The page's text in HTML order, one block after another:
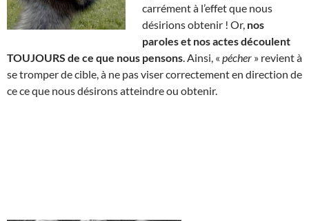
carrément à l’effet que nous
désirions obtenir ! Or, nos
paroles et nos actes découlent
TOUJOURS de ce que nous pensons . Ainsi, « pécher » revient à
se tromper de cible, à ne pas viser correctement en direction de
ce ce que nous désirons atteindre ou obtenir.